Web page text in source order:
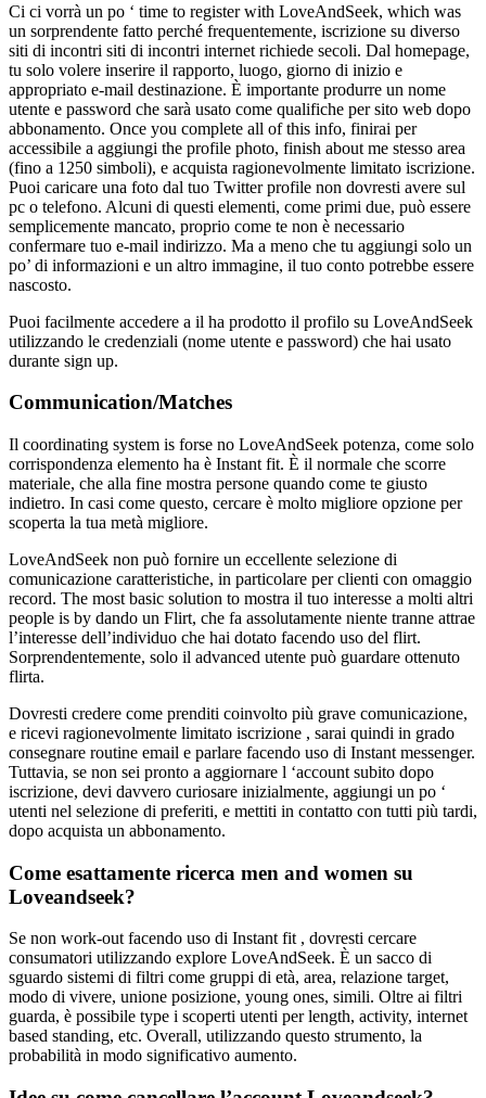
Ci ci vorrà un po ‘ time to register with LoveAndSeek, which was
un sorprendente fatto perché frequentemente, iscrizione su diverso
siti di incontri siti di incontri internet richiede secoli. Dal homepage,
tu solo volere inserire il rapporto, luogo, giorno di inizio e
appropriato e-mail destinazione. È importante produrre un nome
utente e password che sarà usato come qualifiche per sito web dopo
abbonamento. Once you complete all of this info, finirai per
accessibile a aggiungi the profile photo, finish about me stesso area
(fino a 1250 simboli), e acquista ragionevolmente limitato iscrizione.
Puoi caricare una foto dal tuo Twitter profile non dovresti avere sul
pc o telefono. Alcuni di questi elementi, come primi due, può essere
semplicemente mancato, proprio come te non è necessario
confermare tuo e-mail indirizzo. Ma a meno che tu aggiungi solo un
po’ di informazioni e un altro immagine, il tuo conto potrebbe essere
nascosto.
Puoi facilmente accedere a il ha prodotto il profilo su LoveAndSeek
utilizzando le credenziali (nome utente e password) che hai usato
durante sign up.
Communication/Matches
Il coordinating system is forse no LoveAndSeek potenza, come solo
corrispondenza elemento ha è Instant fit. È il normale che scorre
materiale, che alla fine mostra persone quando come te giusto
indietro. In casi come questo, cercare è molto migliore opzione per
scoperta la tua metà migliore.
LoveAndSeek non può fornire un eccellente selezione di
comunicazione caratteristiche, in particolare per clienti con omaggio
record. The most basic solution to mostra il tuo interesse a molti altri
people is by dando un Flirt, che fa assolutamente niente tranne attrae
l’interesse dell’individuo che hai dotato facendo uso del flirt.
Sorprendentemente, solo il advanced utente può guardare ottenuto
flirta.
Dovresti credere come prenditi coinvolto più grave comunicazione,
e ricevi ragionevolmente limitato iscrizione , sarai quindi in grado
consegnare routine email e parlare facendo uso di Instant messenger.
Tuttavia, se non sei pronto a aggiornare l ‘account subito dopo
iscrizione, devi davvero curiosare inizialmente, aggiungi un po ‘
utenti nel selezione di preferiti, e mettiti in contatto con tutti più tardi,
dopo acquista un abbonamento.
Come esattamente ricerca men and women su
Loveandseek?
Se non work-out facendo uso di Instant fit , dovresti cercare
consumatori utilizzando explore LoveAndSeek. È un sacco di
sguardo sistemi di filtri come gruppi di età, area, relazione target,
modo di vivere, unione posizione, young ones, simili. Oltre ai filtri
guarda, è possibile type i scoperti utenti per length, activity, internet
based standing, etc. Overall, utilizzando questo strumento, la
probabilità in modo significativo aumento.